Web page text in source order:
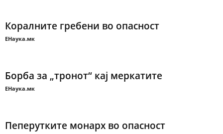
Коралните гребени во опасност
ЕНаука.мк
Борба за „тронот“ кај меркатите
ЕНаука.мк
Пеперутките монарх во опасност